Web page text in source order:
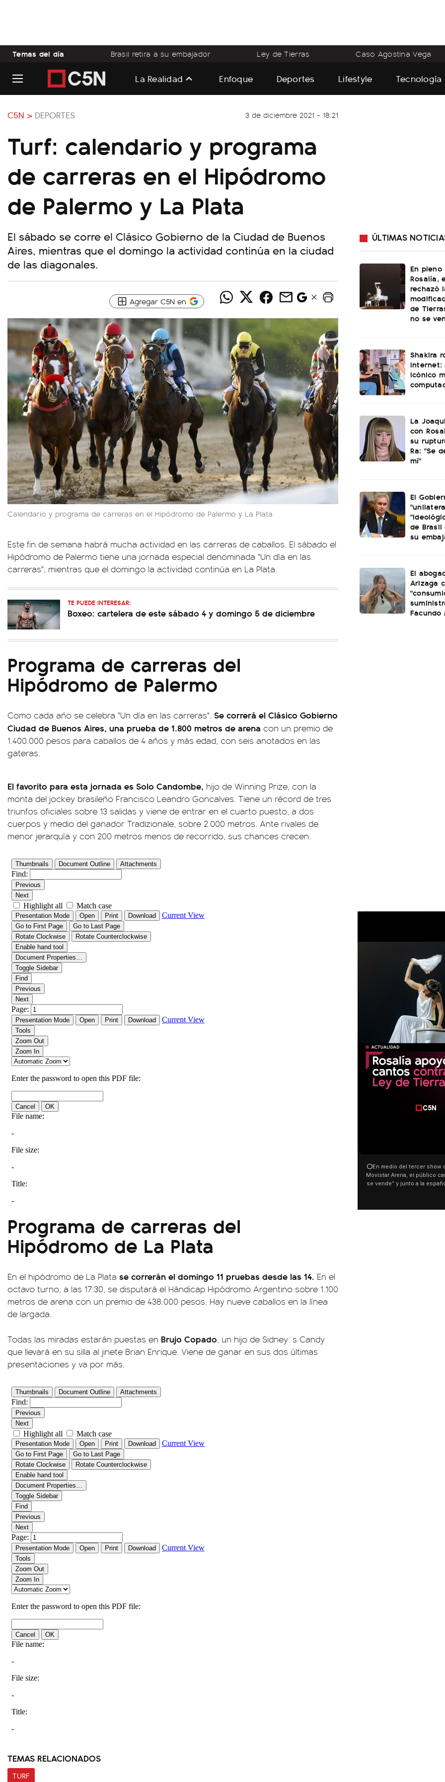
Temas del día Brasil retira a su embajador Ley de Tierras Caso Agostina Vega
La Realidad Enfoque Deportes Lifestyle Tecnología
C5N > DEPORTES 3 de diciembre 2021 - 18:21
Turf: calendario y programa
de carreras en el Hipódromo
de Palermo y La Plata
El sábado se corre el Clásico Gobierno de la Ciudad de Buenos
Aires, mientras que el domingo la actividad continúa en la ciudad
de las diagonales.
Agregar C5N en
Calendario y programa de carreras en el Hipódromo de Palermo y La Plata
Este fin de semana habrá mucha actividad en las carreras de caballos. El sábado el
Hipódromo de Palermo tiene una jornada especial denominada "Un día en las
carreras", mientras que el domingo la actividad continúa en La Plata.
TE PUEDE INTERESAR:
Boxeo: cartelera de este sábado 4 y domingo 5 de diciembre
Programa de carreras del
Hipódromo de Palermo
Como cada año se celebra "Un día en las carreras". Se correrá el Clásico Gobierno
Ciudad de Buenos Aires, una prueba de 1.800 metros de arena con un premio de
1.400.000 pesos para caballos de 4 años y más edad, con seis anotados en las
gateras.
El favorito para esta jornada es Solo Candombe, hijo de Winning Prize, con la
monta del jockey brasileño Francisco Leandro Goncalves. Tiene un récord de tres
triunfos oficiales sobre 13 salidas y viene de entrar en el cuarto puesto, a dos
cuerpos y medio del ganador Tradizionale, sobre 2.000 metros. Ante rivales de
menor jerarquía y con 200 metros menos de recorrido, sus chances crecen.
Programa de carreras del
Hipódromo de La Plata
En el hipódromo de La Plata se correrán el domingo 11 pruebas desde las 14. En el
octavo turno, a las 17:30, se disputará el Hándicap Hipódromo Argentino sobre 1.100
metros de arena con un premio de 438.000 pesos. Hay nueve caballos en la línea
de largada.
Todas las miradas estarán puestas en Brujo Copado, un hijo de Sidney´s Candy
que llevará en su silla al jinete Brian Enrique. Viene de ganar en sus dos últimas
presentaciones y va por más.
TEMAS RELACIONADOS
TURF
ÚLTIMAS
En
Rosalía,
rechazó
de
no se
Shakira
internet:
icónico
La
con
su
Ra: "Se
mí"
El
de
su
El
Arizaga
Facundo
Con una proyección
distintas
manifestaron su rechazo
pudo ver cómo
este 6 de agosto con una